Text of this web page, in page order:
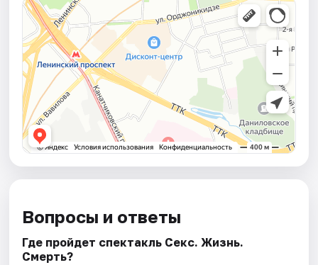
Вопросы и ответы
Где пройдет спектакль Секс. Жизнь.
Смерть?